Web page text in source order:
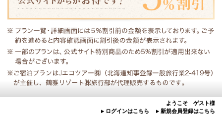
ようこそ ゲスト様
▸ ログインはこちら
▸ 新規会員登録はこちら